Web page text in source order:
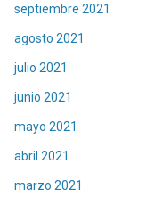
septiembre 2021
agosto 2021
julio 2021
junio 2021
mayo 2021
abril 2021
marzo 2021